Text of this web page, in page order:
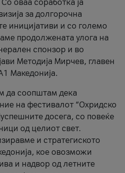
оваа соработка ја
за долгорочна
иницијативи и со големо
продолжената улога на
спонзор и во
Методија Мирчев, главен
Македонија.
да соопштам дека
на фестивалот “Охридско
досега, со повеќе
од целиот свет.
и стратегиското
кое овозможи
и надвор од летните